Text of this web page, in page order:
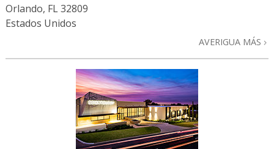
Orlando, FL 32809
Estados Unidos
AVERIGUA MÁS